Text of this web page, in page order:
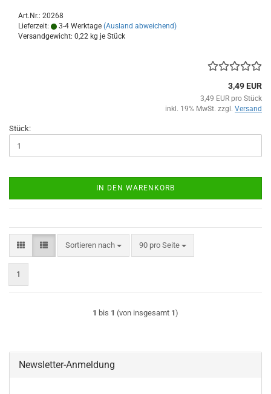
Art.Nr.: 20268
Lieferzeit:
3-4 Werktage (Ausland abweichend)
Versandgewicht: 0,22 kg je Stück
3,49 EUR
3,49 EUR pro Stück
inkl. 19% MwSt. zzgl. Versand
Stück:
IN DEN WARENKORB
Sortieren nach
Sortieren nach 90 pro Seite
pro Seite
1
1 bis 1 (von insgesamt 1)
Newsletter-Anmeldung